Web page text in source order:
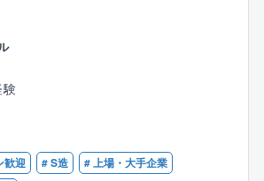
あり！
、食品関係の生産施設(工場、倉庫)
設、学校、マンション、オフィスビ
物の新築及び改修工事をご担当いた
存の企業からの受注となるため、改
くを占めています。
験
の資格
歓迎 # S造 # 上場・大手企業